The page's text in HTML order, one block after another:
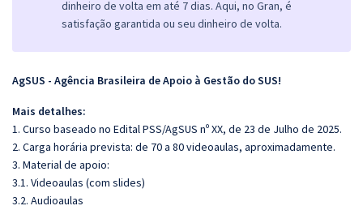
dinheiro de volta em até 7 dias. Aqui, no Gran, é
satisfação garantida ou seu dinheiro de volta.
AgSUS - Agência Brasileira de Apoio à Gestão do SUS!
Mais detalhes:
1. Curso baseado no Edital PSS/AgSUS nº XX, de 23 de Julho de 2025.
2. Carga horária prevista: de 70 a 80 videoaulas, aproximadamente.
3. Material de apoio:
3.1. Videoaulas (com slides)
3.2. Audioaulas